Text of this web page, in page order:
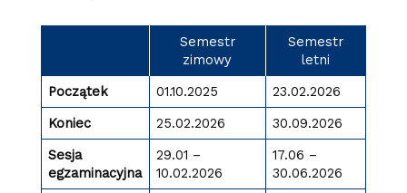
Semestr
zimowy
Semestr
letni
Początek
01.10.2025
23.02.2026
Koniec
25.02.2026
30.09.2026
Sesja
egzaminacyjna
29.01 –
10.02.2026
17.06 –
30.06.2026